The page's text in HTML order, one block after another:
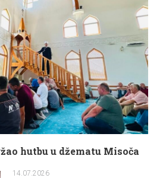
hutbu u džematu Misoča
14.07.2026